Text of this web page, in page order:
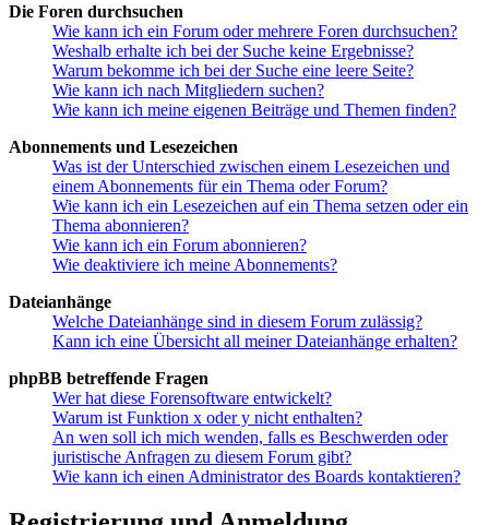
Die Foren durchsuchen
Wie kann ich ein Forum oder mehrere Foren durchsuchen?
Weshalb erhalte ich bei der Suche keine Ergebnisse?
Warum bekomme ich bei der Suche eine leere Seite?
Wie kann ich nach Mitgliedern suchen?
Wie kann ich meine eigenen Beiträge und Themen finden?
Abonnements und Lesezeichen
Was ist der Unterschied zwischen einem Lesezeichen und
einem Abonnements für ein Thema oder Forum?
Wie kann ich ein Lesezeichen auf ein Thema setzen oder ein
Thema abonnieren?
Wie kann ich ein Forum abonnieren?
Wie deaktiviere ich meine Abonnements?
Dateianhänge
Welche Dateianhänge sind in diesem Forum zulässig?
Kann ich eine Übersicht all meiner Dateianhänge erhalten?
phpBB betreffende Fragen
Wer hat diese Forensoftware entwickelt?
Warum ist Funktion x oder y nicht enthalten?
An wen soll ich mich wenden, falls es Beschwerden oder
juristische Anfragen zu diesem Forum gibt?
Wie kann ich einen Administrator des Boards kontaktieren?